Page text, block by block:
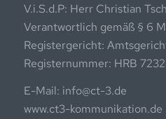
V.i.S.d.P: Herr Christian
Verantwortlich gemäß § 6
Registergericht:
Registernummer: HRB
E-Mail: info@ct-3.de
www.ct3-kommunikation.de